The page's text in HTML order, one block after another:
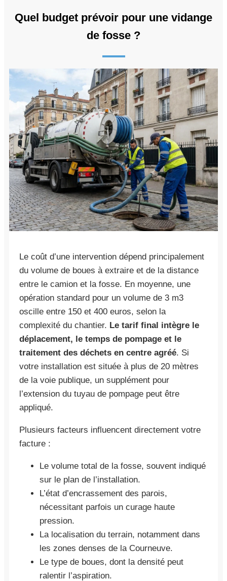
Quel budget prévoir pour une vidange
de fosse ?
Le coût d’une intervention dépend principalement
du volume de boues à extraire et de la distance
entre le camion et la fosse. En moyenne, une
opération standard pour un volume de 3 m3
oscille entre 150 et 400 euros, selon la
complexité du chantier. Le tarif final intègre le
déplacement, le temps de pompage et le
traitement des déchets en centre agréé. Si
votre installation est située à plus de 20 mètres
de la voie publique, un supplément pour
l’extension du tuyau de pompage peut être
appliqué.
Plusieurs facteurs influencent directement votre
facture :
Le volume total de la fosse, souvent indiqué
sur le plan de l’installation.
L’état d’encrassement des parois,
nécessitant parfois un curage haute
pression.
La localisation du terrain, notamment dans
les zones denses de la Courneuve.
Le type de boues, dont la densité peut
ralentir l’aspiration.